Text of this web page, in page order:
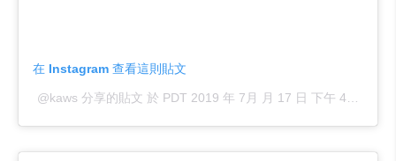
在 Instagram 查看這則貼文
@kaws 分享的貼文 於 PDT 2019 年 7月 月 17 日 下午 4:35